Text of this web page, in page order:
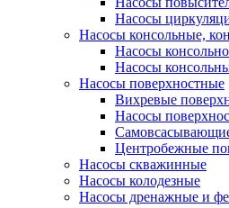
Насосы
Насосы консольные,
Насосы
Насосы
Насосы поверхностные
Вихревые
Насосы
Центробежные
Насосы скважинные
Насосы колодезные
Насосы дренажные и